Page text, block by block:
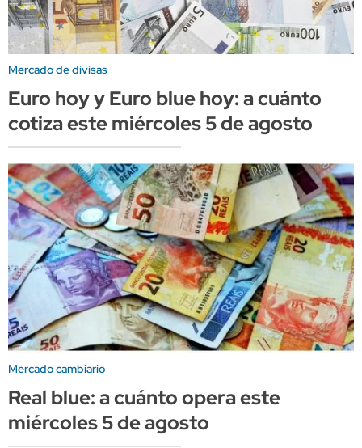
Mercado de divisas
Euro hoy y Euro blue hoy: a cuánto
cotiza este miércoles 5 de agosto
Mercado cambiario
Real blue: a cuánto opera este
miércoles 5 de agosto